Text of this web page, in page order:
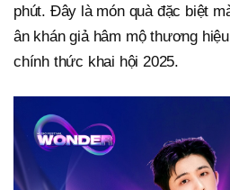
phút. Đây là món quà đặc biệt
ân khán giả hâm mộ thương
chính thức khai hội 2025.